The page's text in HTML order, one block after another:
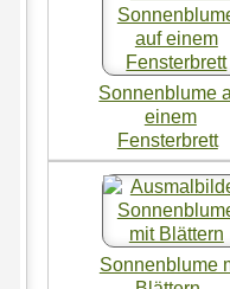
Sonnenblume
einem
Fensterbrett
Sonnenblume